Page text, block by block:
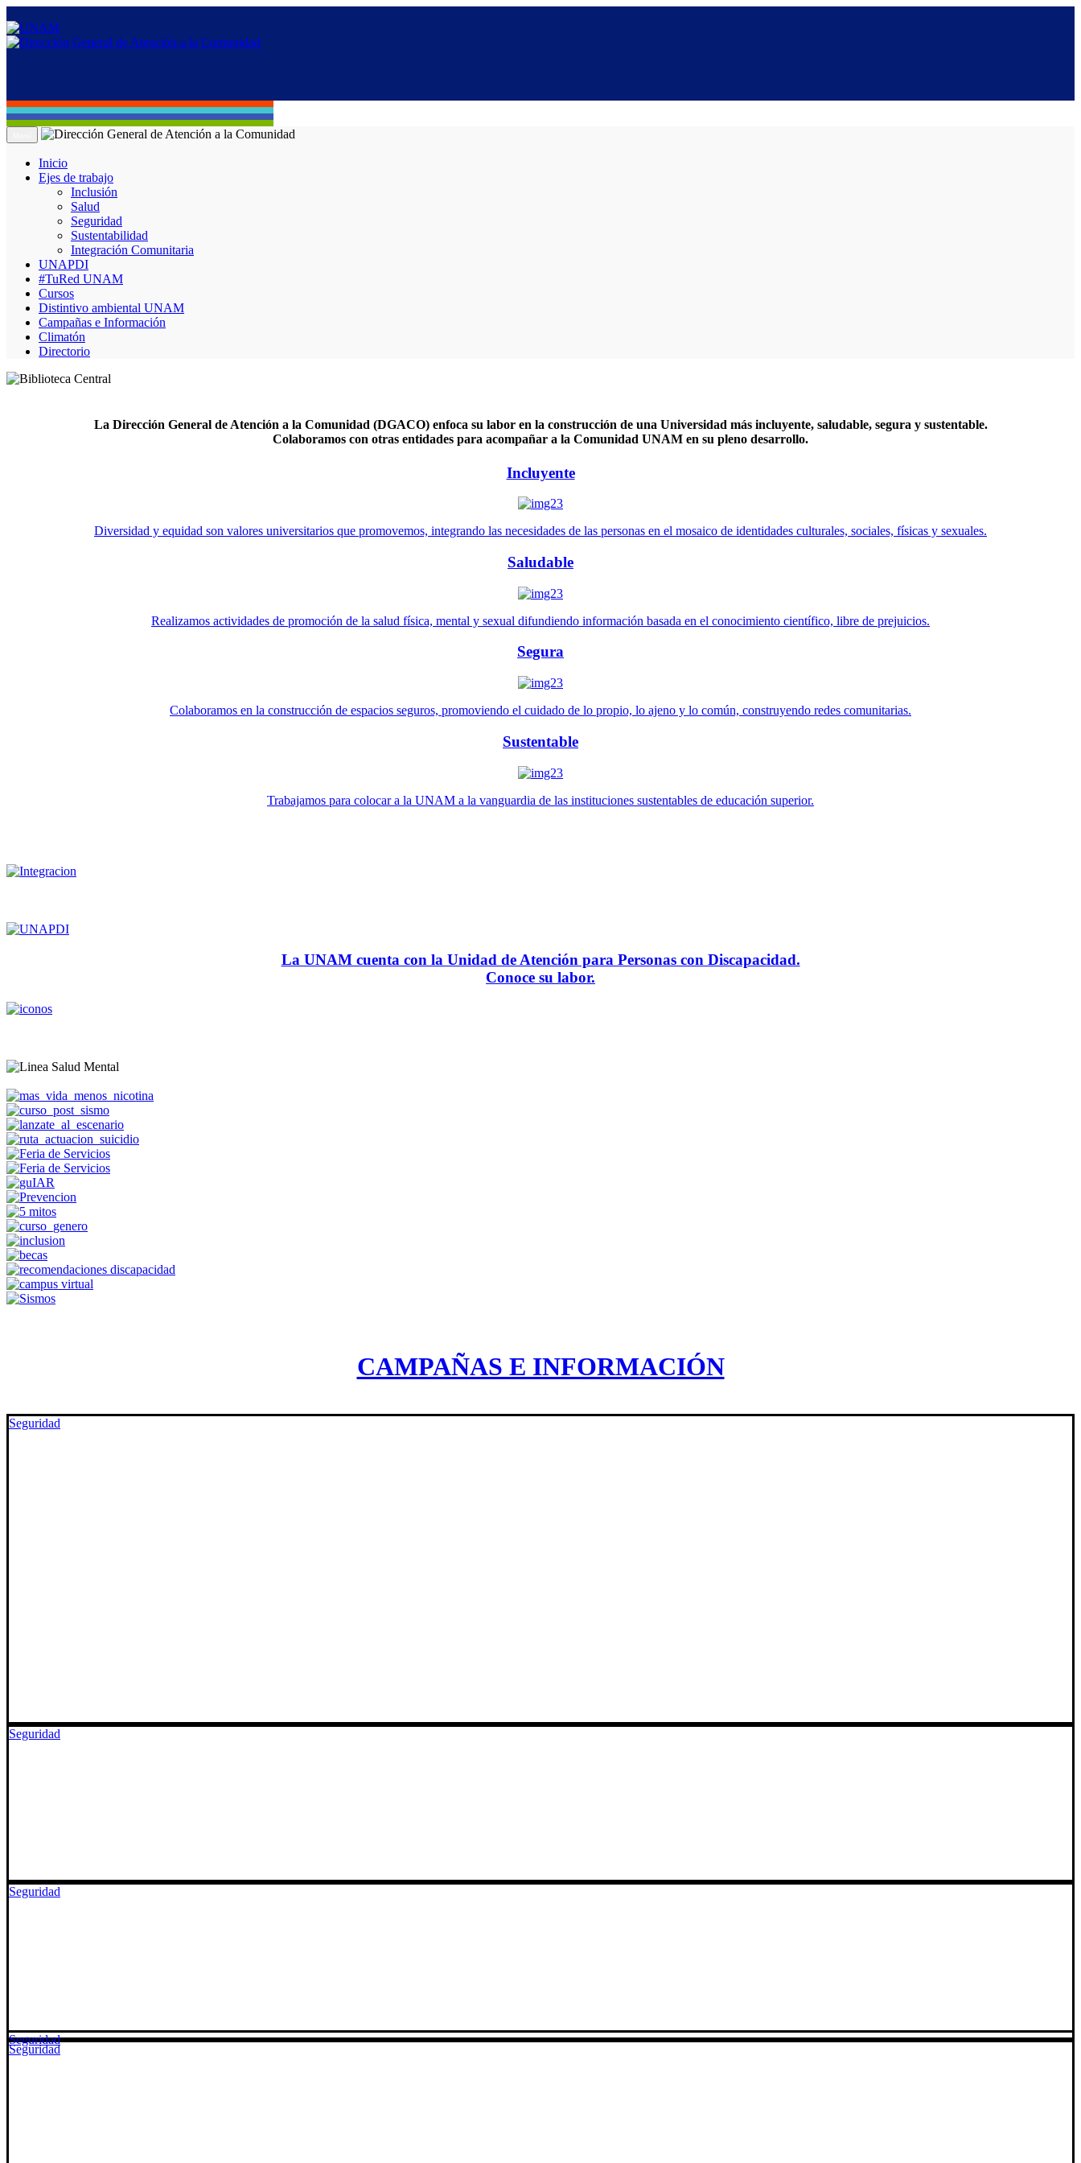
Inicio
Ejes de trabajo
Inclusión
Salud
Seguridad
Sustentabilidad
Integración Comunitaria
UNAPDI
#TuRed UNAM
Cursos
Distintivo ambiental UNAM
Campañas e Información
Climatón
Directorio
La Dirección General de Atención a la Comunidad (DGACO) enfoca su labor en la construcción de una Universidad más incluyente, saludable, segura y sustentable.
Colaboramos con otras entidades para acompañar a la Comunidad UNAM en su pleno desarrollo.
Incluyente
Diversidad y equidad son valores universitarios que promovemos, integrando las necesidades de las personas en el mosaico de identidades culturales, sociales, físicas y sexuales.
Saludable
Realizamos actividades de promoción de la salud física, mental y sexual difundiendo información basada en el conocimiento científico, libre de prejuicios.
Segura
Colaboramos en la construcción de espacios seguros, promoviendo el cuidado de lo propio, lo ajeno y lo común, construyendo redes comunitarias.
Sustentable
Trabajamos para colocar a la UNAM a la vanguardia de las instituciones sustentables de educación superior.
La UNAM cuenta con la Unidad de Atención para Personas con Discapacidad.
Conoce su labor.
CAMPAÑAS E INFORMACIÓN
Seguridad
Seguridad
Seguridad
Seguridad
Seguridad